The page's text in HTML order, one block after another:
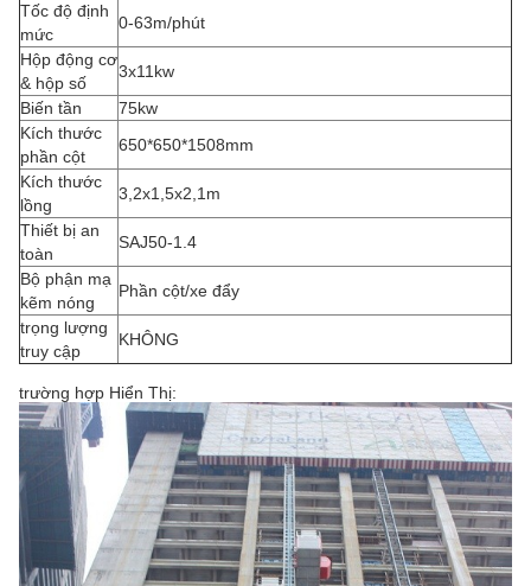
Tốc độ định
mức
0-63m/phút
Hộp động cơ
& hộp số
3x11kw
Biến tần
75kw
Kích thước
phần cột
650*650*1508mm
Kích thước
lồng
3,2x1,5x2,1m
Thiết bị an
toàn
SAJ50-1.4
Bộ phận mạ
kẽm nóng
Phần cột/xe đẩy
trọng lượng
truy cập
KHÔNG
trường hợp Hiển Thị: